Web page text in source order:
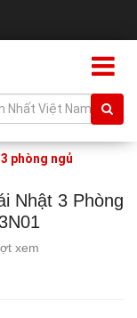
phòng ngủ
Nhật 3 Phòng
xem